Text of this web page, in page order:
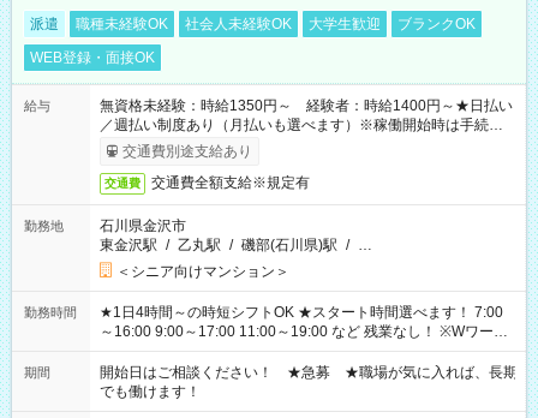
派遣 職種未経験OK 社会人未経験OK 大学生歓迎
ブランクOK
WEB登録・面接OK
給与
無資格未経験：時給1350円～ 経験者：時給1400円～★日払い
／週払い制度あり（月払いも選べます）※稼働開始時は手続き完
了次第のお支払いとなります。
交通費別途支給あり
交通費 交通費全額支給※規定有
勤務地
石川県金沢市
東金沢駅 / 乙丸駅 / 磯部(石川県)駅 / …
＜シニア向けマンション＞
勤務時間
★1日4時間～の時短シフトOK ★スタート時間選べます！ 7:00
～16:00 9:00～17:00 11:00～19:00 など 残業なし！ ※Wワーク
の場合、他のお仕事と合わせ週40時間超の就業はご案内できま
せん ※法令に基づき、週20時間以上勤務は社会保険への加入対
象となります ※労働者派遣法（日雇い派遣の原則禁止）によ
り、短時間・短期間の就業はご案内が難しい場合があります
期間
開始日はご相談ください！ ★急募 ★職場が気に入れば、長期
でも働けます！